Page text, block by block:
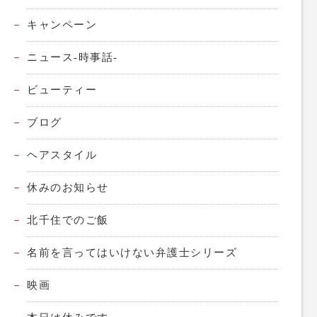
キャンペーン
ニュース-時事話-
ビューティー
ブログ
ヘアスタイル
休みのお知らせ
北千住でのご飯
名前を言ってはいけない弁護士シリーズ
映画